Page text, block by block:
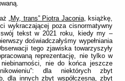
„My, trans” Piotra Jaconia, książkę,
wykraczającej poza cisnormatywny
swój tekst w 2021 roku, kiedy my –
doświadczałyśmy wypełniania
tego zjawiska towarzyszyły
reprezentację, nie tylko w
nie do końca jeszcze
dla niektórych zbyt
dla innych zbyt współczesna, zbyt